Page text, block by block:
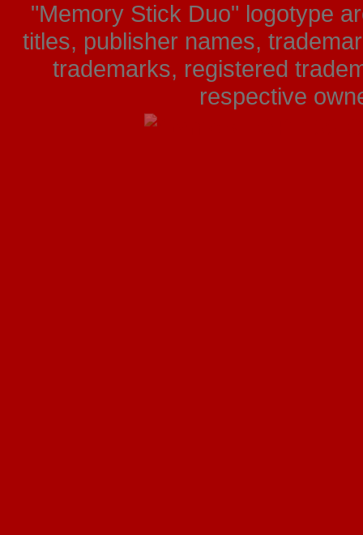
"Memory Stick Duo" logotype
titles, publisher names,
trademarks, registered
respective